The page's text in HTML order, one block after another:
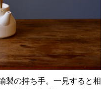
製の持ち手。一見すると相